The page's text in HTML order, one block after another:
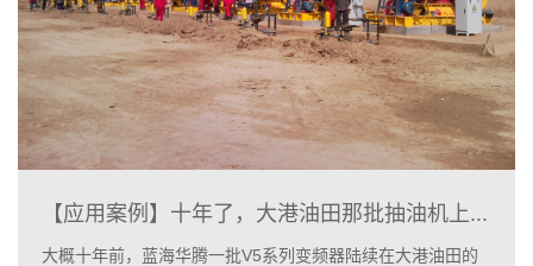
【应用案例】十年了，大港油田那批抽油机上...
大概十年前，蓝海华腾一批V5系列变频器陆续在大港油田的